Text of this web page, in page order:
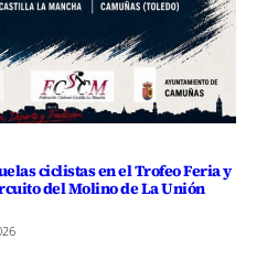
ciclistas en el Trofeo Feria y
del Molino de La Unión